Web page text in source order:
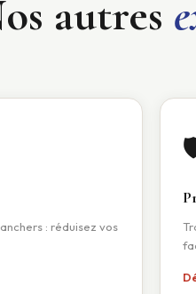
autres
: réduisez vos